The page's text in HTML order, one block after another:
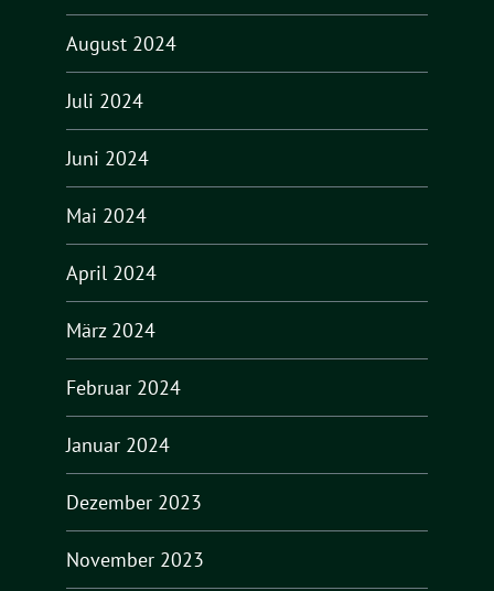
August 2024
Juli 2024
Juni 2024
Mai 2024
April 2024
März 2024
Februar 2024
Januar 2024
Dezember 2023
November 2023